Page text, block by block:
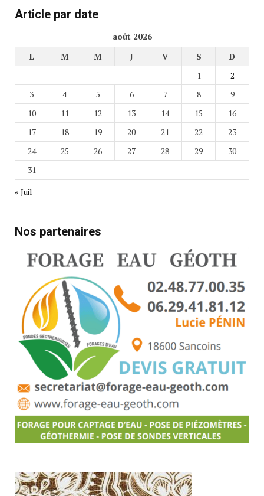
Article par date
août 2026
L
M M J V S
D
1
2
3
4 5 6 7 8
9
10
11 12 13 14 15
16
17
18 19 20 21 22
23
24
25 26 27 28 29
30
31
« Juil
Nos partenaires